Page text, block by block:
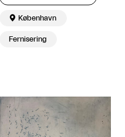
 København
Fernisering